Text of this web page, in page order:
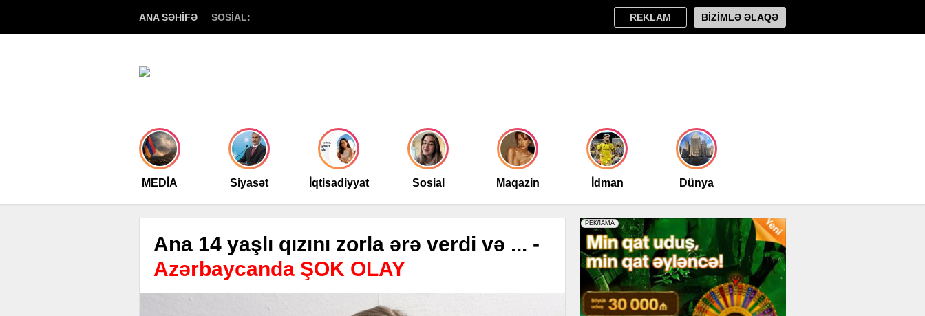
ANA SƏHİFƏ SOSİAL: REKLAM BİZİMLƏ ƏLAQƏ
MEDİA Siyasət İqtisadiyyat Sosial Maqazin İdman Dünya
Ana 14 yaşlı qızını zorla ərə verdi və ... -
Azərbaycanda ŞOK OLAY